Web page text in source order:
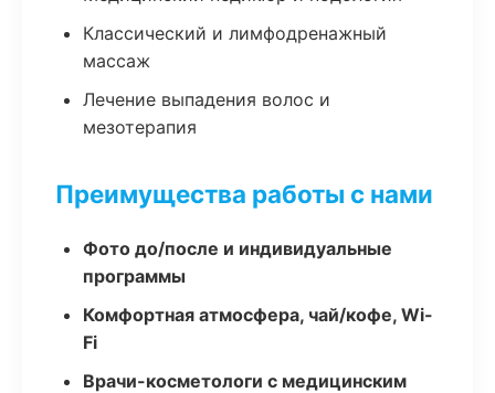
Классический и лимфодренажный
массаж
Лечение выпадения волос и
мезотерапия
Преимущества работы с нами
Фото до/после и индивидуальные
программы
Комфортная атмосфера, чай/кофе, Wi-
Fi
Врачи-косметологи с медицинским